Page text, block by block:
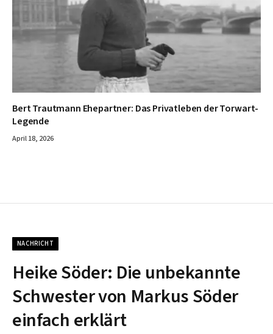
Bert Trautmann Ehepartner: Das Privatleben der Torwart-
Legende
April 18, 2026
NACHRICHT
Heike Söder: Die unbekannte
Schwester von Markus Söder
einfach erklärt